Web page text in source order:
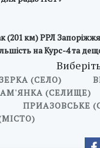
км) РРЛ
на Курс-4 та
(СЕЛО)
(СЕЛИЩЕ)
ПРИАЗОВСЬКЕ